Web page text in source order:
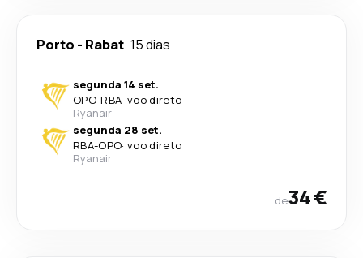
Porto - Rabat 15 dias
segunda 14 set.
OPO-RBA· voo direto
Ryanair
segunda 28 set.
RBA-OPO· voo direto
Ryanair
de34 €